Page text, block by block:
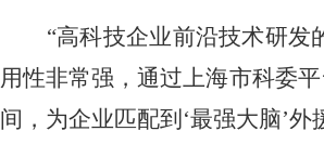
“高科技企业前沿技术研
用性非常强，通过上海市科委
间，为企业匹配到‘最强大脑’